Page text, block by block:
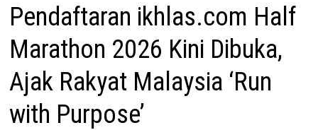
Pendaftaran ikhlas.com Half
Marathon 2026 Kini Dibuka,
Ajak Rakyat Malaysia ‘Run
with Purpose’